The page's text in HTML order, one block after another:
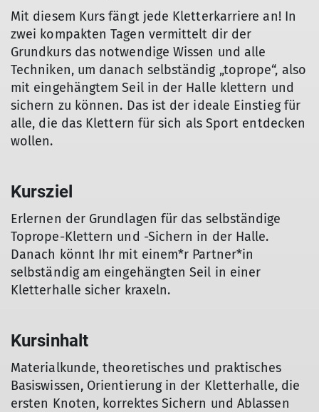
Mit diesem Kurs fängt jede Kletterkarriere an! In
zwei kompakten Tagen vermittelt dir der
Grundkurs das notwendige Wissen und alle
Techniken, um danach selbständig „toprope“, also
mit eingehängtem Seil in der Halle klettern und
sichern zu können. Das ist der ideale Einstieg für
alle, die das Klettern für sich als Sport entdecken
wollen.
Kursziel
Erlernen der Grundlagen für das selbständige
Toprope-Klettern und -Sichern in der Halle.
Danach könnt Ihr mit einem*r Partner*in
selbständig am eingehängten Seil in einer
Kletterhalle sicher kraxeln.
Kursinhalt
Materialkunde, theoretisches und praktisches
Basiswissen, Orientierung in der Kletterhalle, die
ersten Knoten, korrektes Sichern und Ablassen